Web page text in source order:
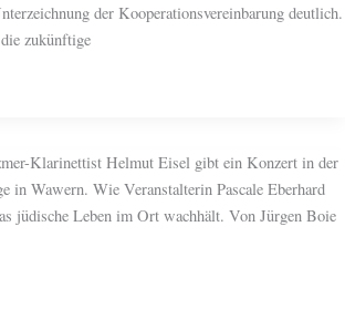
der Kooperationsvereinbarung deutlich.
zukünftige
Klarinettist Helmut Eisel gibt ein Konzert in der
in Wawern. Wie Veranstalterin Pascale Eberhard
jüdische Leben im Ort wachhält. Von Jürgen Boie